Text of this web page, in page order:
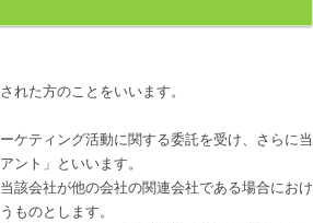
た方のことをいいます。
ケティング活動に関する委託を受け、さらに当
ト」といいます。
該会社が他の会社の関連会社である場合におけ
ものとします。